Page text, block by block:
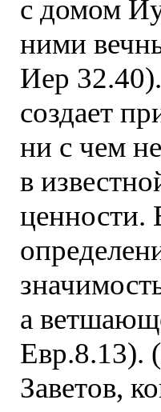
с домом
ними
Иер
создает
ни с чем
в
ценности.
а
Евр.8.13).
Заветов,